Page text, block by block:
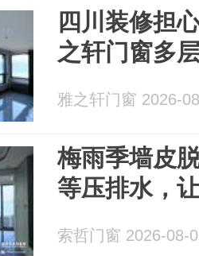
四川装修担
之轩门窗多
雅之轩门窗 2026-
梅雨季墙皮
等压排水，
索哲门窗 2026-08-